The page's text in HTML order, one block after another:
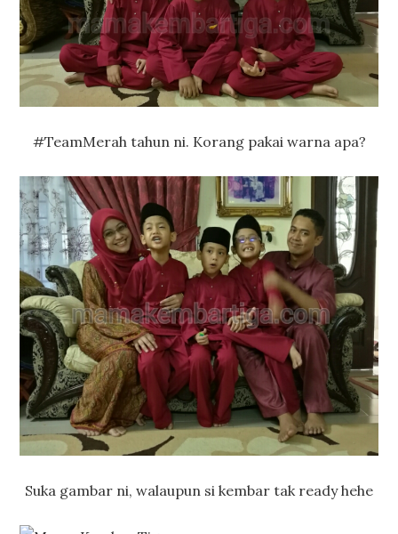
#TeamMerah tahun ni. Korang pakai warna apa?
Suka gambar ni, walaupun si kembar tak ready hehe